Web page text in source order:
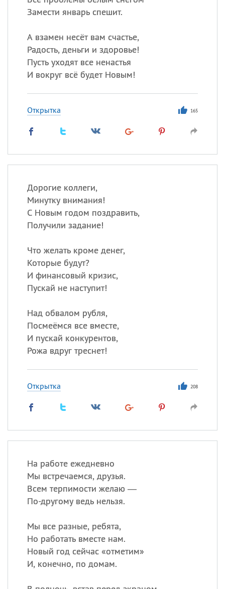
Замести январь спешит.
А взамен несёт вам счастье,
Радость, деньги и здоровье!
Пусть уходят все ненастья
И вокруг всё будет Новым!
Открытка 165
Дорогие коллеги,
Минутку внимания!
С Новым годом поздравить,
Получили задание!
Что желать кроме денег,
Которые будут?
И финансовый кризис,
Пускай не наступит!
Над обвалом рубля,
Посмеёмся все вместе,
И пускай конкурентов,
Рожа вдруг треснет!
Открытка 208
На работе ежедневно
Мы встречаемся, друзья.
Всем терпимости желаю —
По-другому ведь нельзя.
Мы все разные, ребята,
Но работать вместе нам.
Новый год сейчас «отметим»
И, конечно, по домам.